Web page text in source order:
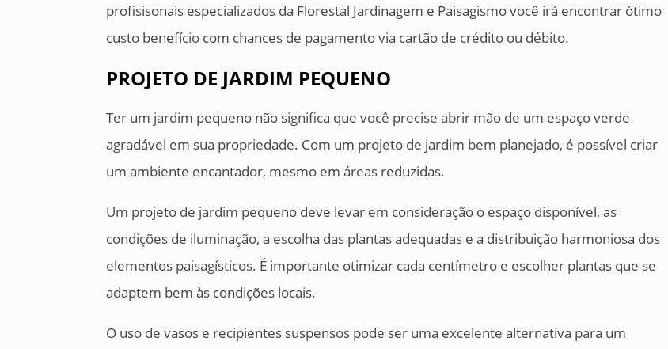
profisisonais especializados da Florestal Jardinagem e Paisagismo você irá encontrar ótimo
custo benefício com chances de pagamento via cartão de crédito ou débito.
PROJETO DE JARDIM PEQUENO
Ter um jardim pequeno não significa que você precise abrir mão de um espaço verde
agradável em sua propriedade. Com um projeto de jardim bem planejado, é possível criar
um ambiente encantador, mesmo em áreas reduzidas.
Um projeto de jardim pequeno deve levar em consideração o espaço disponível, as
condições de iluminação, a escolha das plantas adequadas e a distribuição harmoniosa dos
elementos paisagísticos. É importante otimizar cada centímetro e escolher plantas que se
adaptem bem às condições locais.
O uso de vasos e recipientes suspensos pode ser uma excelente alternativa para um